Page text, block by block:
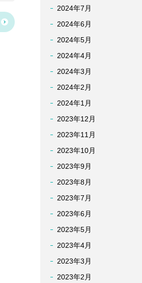
2024年7月
2024年6月
2024年5月
2024年4月
2024年3月
2024年2月
2024年1月
2023年12月
2023年11月
2023年10月
2023年9月
2023年8月
2023年7月
2023年6月
2023年5月
2023年4月
2023年3月
2023年2月